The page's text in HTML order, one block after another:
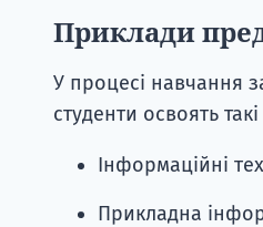
Приклади
У процесі навчання
студенти освоять
Інформаційні
Прикладна